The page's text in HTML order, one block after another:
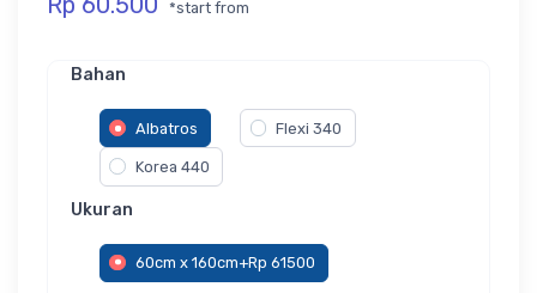
*start from
Bahan
Albatros Flexi 340
Korea 440
Ukuran
60cm x 160cm+Rp 61500